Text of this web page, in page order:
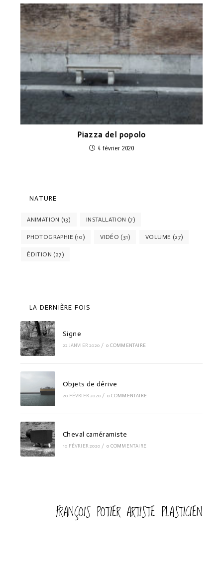
Piazza del popolo
4 février 2020
NATURE
ANIMATION (13) INSTALLATION (7)
PHOTOGRAPHIE (10) VIDÉO (31) VOLUME (27)
ÉDITION (27)
LA DERNIÈRE FOIS
Signe
22 JANVIER 2020 / 0 COMMENTAIRE
Objets de dérive
20 FÉVRIER 2020 / 0 COMMENTAIRE
Cheval caméramiste
10 FÉVRIER 2020 / 0 COMMENTAIRE
FRANÇOIS POTIER ARTISTE PLASTICIEN